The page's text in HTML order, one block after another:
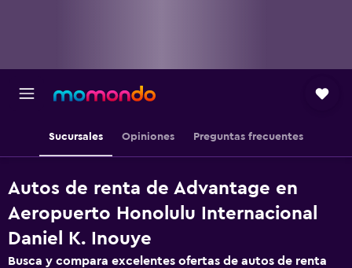
Sucursales Opiniones Preguntas frecuentes
Autos de renta de Advantage en
Aeropuerto Honolulu Internacional
Daniel K. Inouye
Busca y compara excelentes ofertas de autos de renta